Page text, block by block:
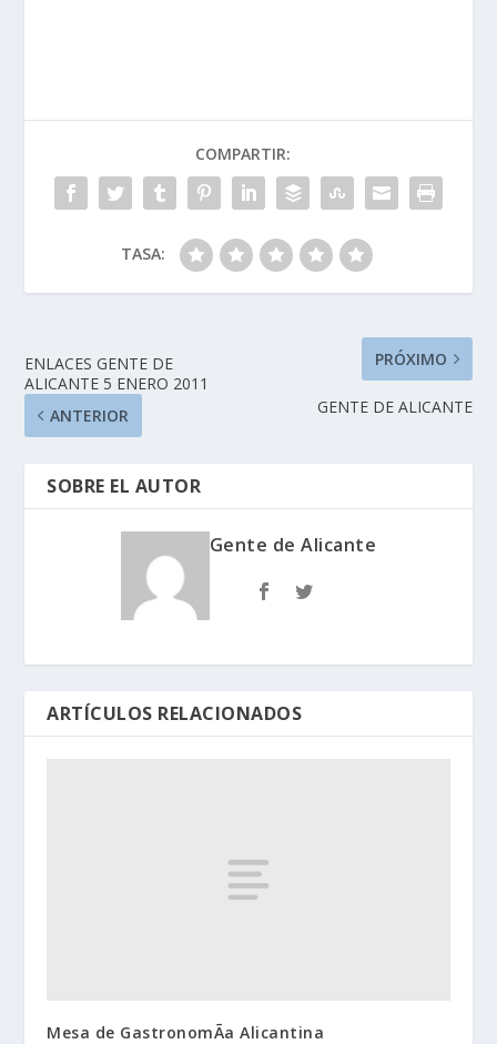
mismo tiempo con lo
COMPARTIR:
TASA:
ENLACES GENTE DE
ALICANTE 5 ENERO 2011
ANTERIOR
PRÓXIMO
GENTE DE ALICANTE
SOBRE EL AUTOR
Gente de Alicante
ARTÍCULOS RELACIONADOS
Mesa de GastronomÃ­a Alicantina